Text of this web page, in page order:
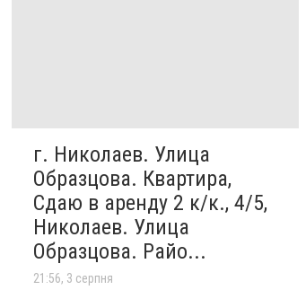
г. Николаев. Улица
Образцова. Квартира,
Сдаю в аренду 2 к/к., 4/5,
Николаев. Улица
Образцова. Райо...
21:56, 3 серпня